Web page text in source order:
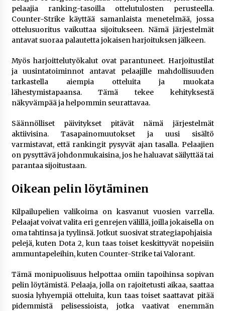
pelaajia ranking-tasoilla ottelutulosten perusteella.
Counter-Strike käyttää samanlaista menetelmää, jossa
ottelusuoritus vaikuttaa sijoitukseen. Nämä järjestelmät
antavat suoraa palautetta jokaisen harjoituksen jälkeen.
Myös harjoittelutyökalut ovat parantuneet. Harjoitustilat
ja uusintatoiminnot antavat pelaajille mahdollisuuden
tarkastella aiempia otteluita ja muokata
lähestymistapaansa. Tämä tekee kehityksestä
näkyvämpää ja helpommin seurattavaa.
Säännölliset päivitykset pitävät nämä järjestelmät
aktiivisina. Tasapainomuutokset ja uusi sisältö
varmistavat, että rankingit pysyvät ajan tasalla. Pelaajien
on pysyttävä johdonmukaisina, jos he haluavat säilyttää tai
parantaa sijoitustaan.
Oikean pelin löytäminen
Kilpailupelien valikoima on kasvanut vuosien varrella.
Pelaajat voivat valita eri genrejen välillä, joilla jokaisella on
oma tahtinsa ja tyylinsä. Jotkut suosivat strategiapohjaisia ​​
pelejä, kuten Dota 2, kun taas toiset keskittyvät nopeisiin
ammuntapeleihin, kuten Counter-Strike tai Valorant.
Tämä monipuolisuus helpottaa omiin tapoihinsa sopivan
pelin löytämistä. Pelaaja, jolla on rajoitetusti aikaa, saattaa
suosia lyhyempiä otteluita, kun taas toiset saattavat pitää
pidemmistä pelisessioista, jotka vaativat enemmän